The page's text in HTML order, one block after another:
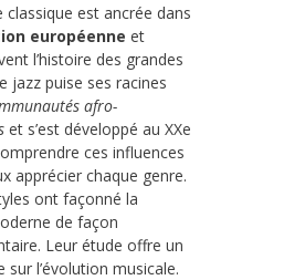
classique est ancrée dans
européenne et
l’histoire des grandes
jazz puise ses racines
afro-
et s’est développé au XXe
ces influences
apprécier chaque genre.
ont façonné la
de façon
Leur étude offre un
sur l’évolution musicale.